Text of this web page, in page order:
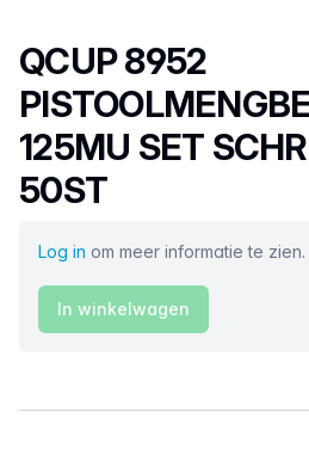
Productnaam
QCUP 8952
125MU SET
50ST
Log in om meer informatie te zien.
In winkelwagen